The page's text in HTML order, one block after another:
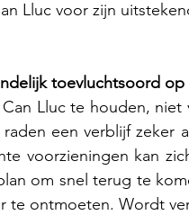
Lluc voor zijn
toevluchtsoord
Can Lluc te houden,
een verblijf zeker
voorzieningen kan
om snel terug te
te ontmoeten. Wordt